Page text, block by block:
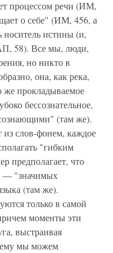
процессом речи (ИМ,
о себе" (ИМ, 456, а
носитель истины (и,
58). Все мы, люди,
но никто в
она, как река,
же прокладываемое
бессознательное,
(там же).
из слов-фонем, каждое
"гибким
предполагает, что
— "значимых
(там же).
только в самой
моменты эти
выстраивая
мы можем